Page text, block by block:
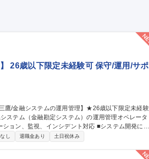
26歳以下限定未経験可 保守/運用/サポ
】 ITILに基づいた大規模金融システムの運用業務
し 退職金あり 土日祝休み